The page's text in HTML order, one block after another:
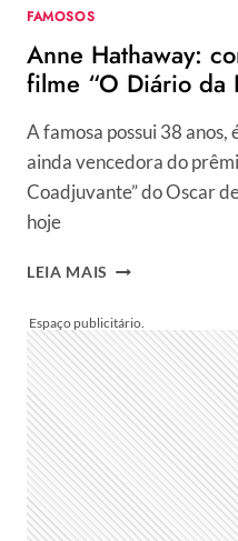
FAMOSOS
Anne Hathaway:
filme “O Diário da
A famosa possui 38 anos,
ainda vencedora do
Coadjuvante” do Oscar
hoje
LEIA MAIS ANNE
ESTÁ
A
ATRIZ
DO
FILME
“O
DIÁRIO
DA
PRINCESA”?